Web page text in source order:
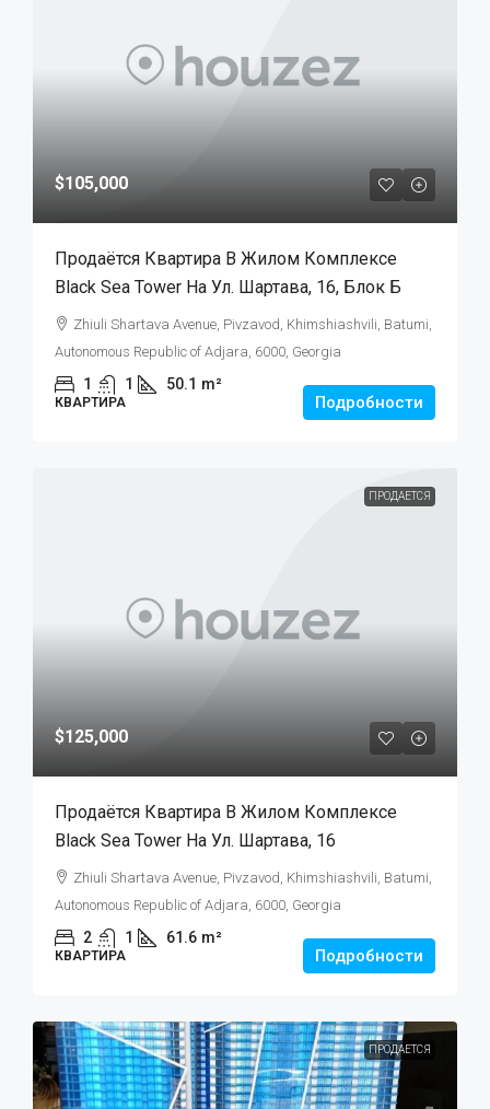
$105,000
Продаётся Квартира В Жилом Комплексе
Black Sea Tower На Ул. Шартава, 16, Блок Б
Zhiuli Shartava Avenue, Pivzavod, Khimshiashvili, Batumi,
Autonomous Republic of Adjara, 6000, Georgia
1 1 50.1 m²
КВАРТИРА Подробности
ПРОДАЕТСЯ
$125,000
Продаётся Квартира В Жилом Комплексе
Black Sea Tower На Ул. Шартава, 16
Zhiuli Shartava Avenue, Pivzavod, Khimshiashvili, Batumi,
Autonomous Republic of Adjara, 6000, Georgia
2 1 61.6 m²
КВАРТИРА Подробности
ПРОДАЕТСЯ